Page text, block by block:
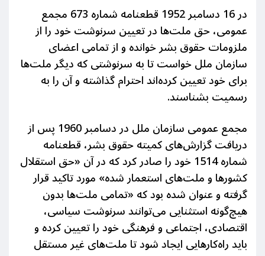
در 16 دسامبر 1952 قطعنامه شماره 673 مجمع
عمومی، حق ملت‌ها در تعیین سرنوشتخودرا از
ملزومات حقوق بشر خوانده و از تمامی اعضای
سازمان ملل خواستتا به سرنوشتی که دیگرملت‌ها
برای خود تعیین کرده‌اند احترام گذاشته و آن را به
رسمیت بشناسند.
مجمع عمومی سازمان ملل در دسامبر 1960 پس از
دریافت گزارش‌های کمیته حقوقبشر،قطعنامه
شماره 1514 خود را صادر کرد که در آن «حق استقلال
کشورها و ملت‌های استعمار شده»مورد تاکید قرار
گرفته و عنوان شده بود که «تمامی ملت‌ها بدون
هیچ‌گونه استثنایی می‌توانند سرنوشت سیاسی،
اقتصادی، اجتماعی وفرهنگی خود را تعیین کرده و
باید راه‌کارهایی ایجاد شود تا ملت‌های غیر مستقل